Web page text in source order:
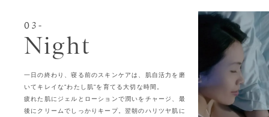
03-
Night
一日の終わり、寝る前のスキンケアは、肌自活力を磨
いてキレイな”わたし肌”を育てる大切な時間。
疲れた肌にジェルとローションで潤いをチャージ、最
後にクリームでしっかりキープ。翌朝のハリツヤ肌に